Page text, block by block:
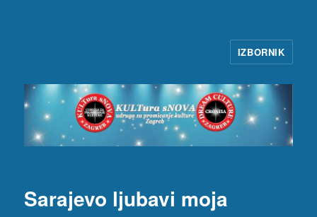
IZBORNIK
Sarajevo ljubavi moja